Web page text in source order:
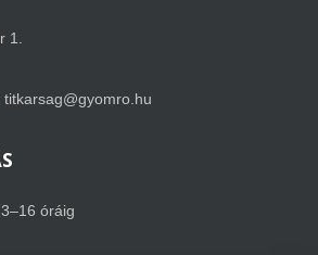
1.
titkarsag@gyomro.hu
óráig